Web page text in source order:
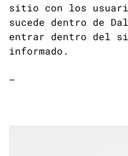
sitio con los
sucede dentro de
entrar dentro del
informado.
—